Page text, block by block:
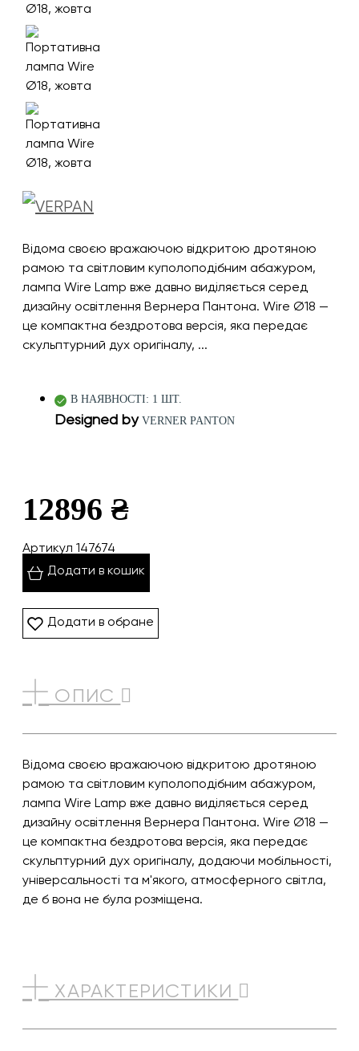
Відома своєю вражаючою відкритою дротяною
рамою та світловим куполоподібним абажуром,
лампа Wire Lamp вже давно виділяється серед
дизайну освітлення Вернера Пантона. Wire Ø18 —
це компактна бездротова версія, яка передає
скульптурний дух оригіналу, ...
В НАЯВНОСТІ: 1 ШТ.
Designed by VERNER PANTON
12896 ₴
Артикул 147674
Додати в кошик
Додати в обране
ОПИС
Відома своєю вражаючою відкритою дротяною
рамою та світловим куполоподібним абажуром,
лампа Wire Lamp вже давно виділяється серед
дизайну освітлення Вернера Пантона. Wire Ø18 —
це компактна бездротова версія, яка передає
скульптурний дух оригіналу, додаючи мобільності,
універсальності та м'якого, атмосферного світла,
де б вона не була розміщена.
ХАРАКТЕРИСТИКИ